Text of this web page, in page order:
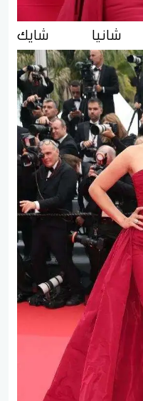
شانيا شايك